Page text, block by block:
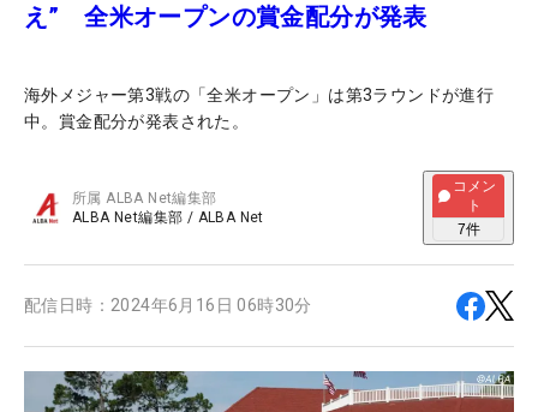
え” 全米オープンの賞金配分が発表
海外メジャー第3戦の「全米オープン」は第3ラウンドが進行
中。賞金配分が発表された。
所属ALBA Net編集部
ALBA Net編集部 / ALBA Net
コメン
ト
7件
配信日時： 2024年6月16日 06時30分